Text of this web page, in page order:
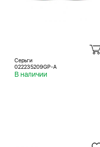
Серьги
022235209GP-A
В наличии